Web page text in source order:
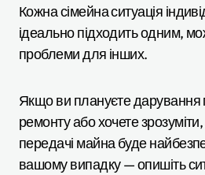
Кожна сімейна ситуація
ідеально підходить одним,
проблеми для інших.
Якщо ви плануєте дарування
ремонту або хочете
передачі майна буде
вашому випадку — опишіть